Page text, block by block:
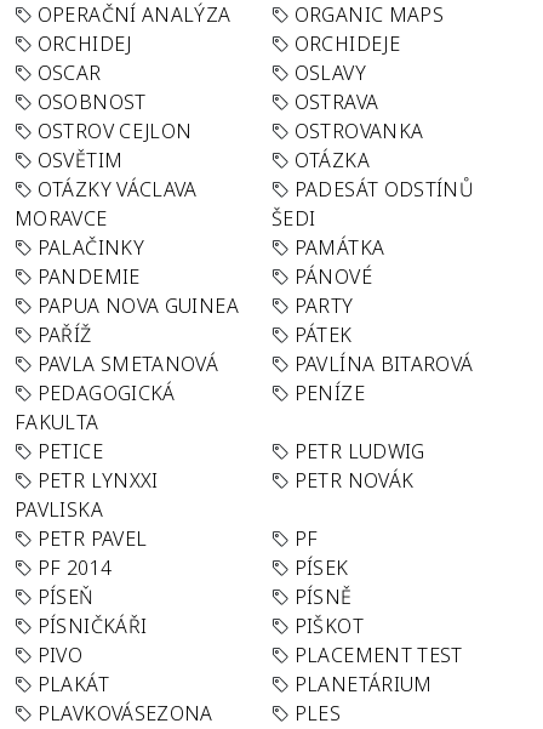
OPERAČNÍ ANALÝZA
ORGANIC MAPS
ORCHIDEJ
ORCHIDEJE
OSCAR
OSLAVY
OSOBNOST
OSTRAVA
OSTROV CEJLON
OSTROVANKA
OSVĚTIM
OTÁZKA
OTÁZKY VÁCLAVA
MORAVCE
PADESÁT ODSTÍNŮ
ŠEDI
PALAČINKY
PAMÁTKA
PANDEMIE
PÁNOVÉ
PAPUA NOVA GUINEA
PARTY
PAŘÍŽ
PÁTEK
PAVLA SMETANOVÁ
PAVLÍNA BITAROVÁ
PEDAGOGICKÁ
FAKULTA
PENÍZE
PETICE
PETR LUDWIG
PETR LYNXXI
PAVLISKA
PETR NOVÁK
PETR PAVEL
PF
PF 2014
PÍSEK
PÍSEŇ
PÍSNĚ
PÍSNIČKÁŘI
PIŠKOT
PIVO
PLACEMENT TEST
PLAKÁT
PLANETÁRIUM
PLAVKOVÁSEZONA
PLES